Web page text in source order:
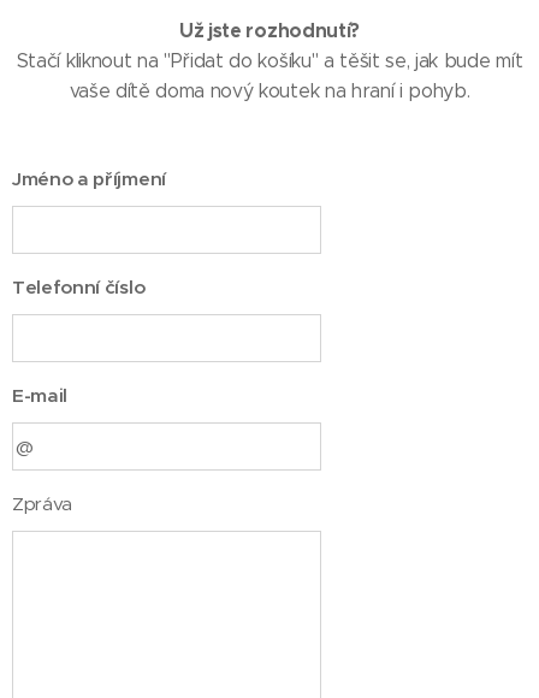
Už jste rozhodnutí?
Stačí kliknout na "Přidat do košíku" a těšit se, jak bude mít
vaše dítě doma nový koutek na hraní i pohyb.
Jméno a příjmení
Telefonní číslo
E-mail
Zpráva